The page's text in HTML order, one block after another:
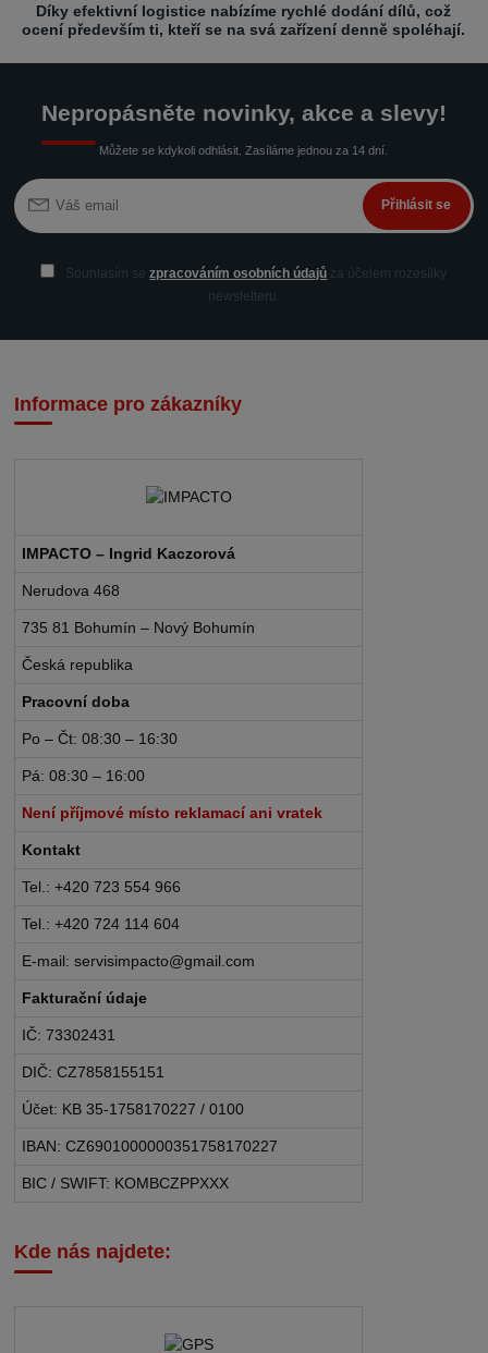
Díky efektivní logistice nabízíme rychlé dodání dílů, což
ocení především ti, kteří se na svá zařízení denně spoléhají.
Nepropásněte novinky, akce a slevy!
Můžete se kdykoli odhlásit. Zasíláme jednou za 14 dní.
Přihlásit se
Souhlasím sezpracováním osobních údajů za účelem rozesílky
newsletteru.
Informace pro zákazníky
IMPACTO – Ingrid Kaczorová
Nerudova 468
735 81 Bohumín – Nový Bohumín
Česká republika
Pracovní doba
Po – Čt: 08:30 – 16:30
Pá: 08:30 – 16:00
Není příjmové místo reklamací ani vratek
Kontakt
Tel.: +420 723 554 966
Tel.: +420 724 114 604
E-mail: servisimpacto@gmail.com
Fakturační údaje
IČ: 73302431
DIČ: CZ7858155151
Účet: KB 35-1758170227 / 0100
IBAN: CZ6901000000351758170227
BIC / SWIFT: KOMBCZPPXXX
Kde nás najdete: